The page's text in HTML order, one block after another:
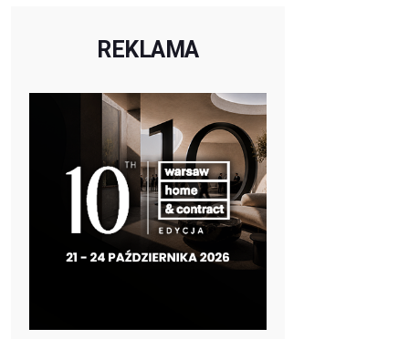
REKLAMA